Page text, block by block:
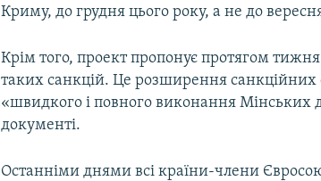
Криму, до грудня цього року, а не до
Крім того, проект пропонує протягом
таких санкцій. Це розширення санкційних
«швидкого і повного виконання Мінських
документі.
Останніми днями всі країни-члени